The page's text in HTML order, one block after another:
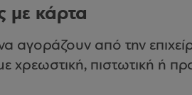
με κάρτα
αγοράζουν από την
πιστωτική ή